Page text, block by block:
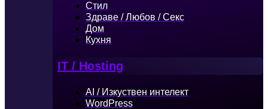
Стил
Здраве / Любов / Секс
Дом
Кухня
IT / Hosting
AI / Изкуствен интелект
WordPress